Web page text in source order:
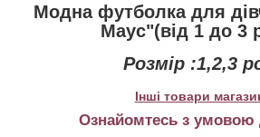
Модна футболка для
Маус"(від 1 до 3
Розмір :1,2,3
Інші товари
Ознайомтесь з умовою